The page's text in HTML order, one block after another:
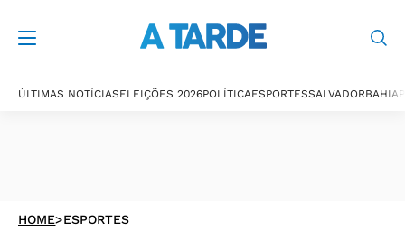
ÚLTIMAS NOTÍCIASELEIÇÕES 2026POLÍTICAESPORTESSALVADORBAHIA
HOME>ESPORTES